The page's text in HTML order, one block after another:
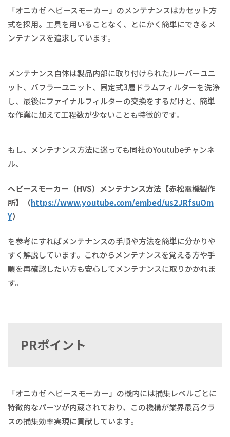
「オニカゼ ヘビースモーカー」のメンテナンスはカセット方
式を採用。工具を用いることなく、とにかく簡単にできるメ
ンテナンスを追求しています。
メンテナンス自体は製品内部に取り付けられたルーバーユニ
ット、バフラーユニット、固定式3層ドラムフィルターを洗浄
し、最後にファイナルフィルターの交換をするだけと、簡単
な作業に加えて工程数が少ないことも特徴的です。
もし、メンテナンス方法に迷っても同社のYoutubeチャンネ
ル、
ヘビースモーカー（HVS）メンテナンス方法【赤松電機製作
所】（https://www.youtube.com/embed/us2JRfsuOm
Y）
を参考にすればメンテナンスの手順や方法を簡単に分かりや
すく解説しています。これからメンテナンスを覚える方や手
順を再確認したい方も安心してメンテナンスに取りかかれま
す。
PRポイント
「オニカゼ ヘビースモーカー」の機内には捕集レベルごとに
特徴的なパーツが内蔵されており、この機構が業界最高クラ
スの捕集効率実現に貢献しています。